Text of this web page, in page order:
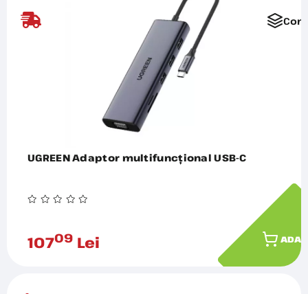
UGREEN Adaptor multifuncțional USB-C
10709 Lei